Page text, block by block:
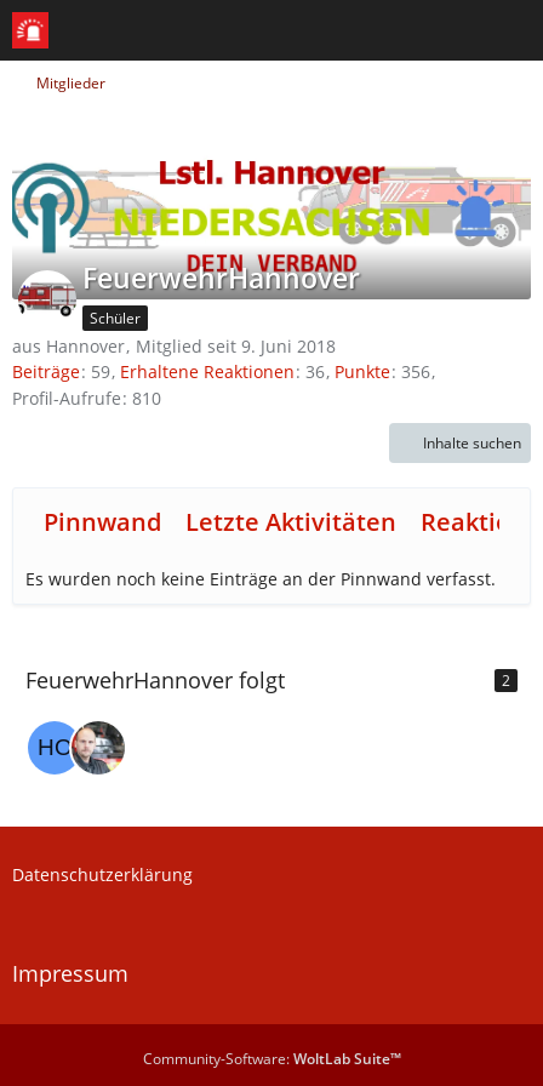
Mitglieder
FeuerwehrHannover
Schüler
aus Hannover Mitglied seit 9. Juni 2018
Beiträge 59 Erhaltene Reaktionen 36 Punkte 356
Profil-Aufrufe 810
Inhalte suchen
Pinnwand Letzte Aktivitäten
Es wurden noch keine Einträge an der Pinnwand verfasst.
FeuerwehrHannover folgt 2
Datenschutzerklärung
Impressum
Community-Software:WoltLab Suite™